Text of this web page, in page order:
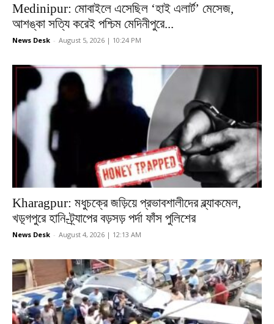
Medinipur: মোবাইলে এসেছিল ‘হাই এলার্ট’ মেসেজ,
আশঙ্কা সত্যি করেই পশ্চিম মেদিনীপুরে...
News Desk - August 5, 2026 | 10:24 PM
Kharagpur: মধুচক্রে জড়িয়ে প্রভাবশালীদের ব্ল্যাকমেল,
খড়্গপুরে হানি-ট্র্যাপের বড়সড় পর্দা ফাঁস পুলিশের
News Desk - August 4, 2026 | 12:13 AM